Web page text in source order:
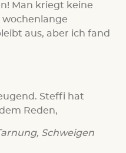
Man kriegt keine
aus, aber ich fand
Steffi hat
Reden,
Schweigen